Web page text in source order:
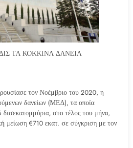
ΤΑ ΚΟΚΚΙΝΑ ΔΑΝΕΙΑ
τον Νοέμβριο του 2020, η
δανείων (ΜΕΔ), τα οποία
στο τέλος του μήνα,
μείωση €710 εκατ. σε σύγκριση με τον